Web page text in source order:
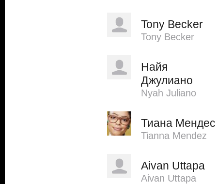
Tony Becker
Tony Becker
Найя
Джулиано
Nyah Juliano
Тиана Мендес
Tianna Mendez
Aivan Uttapa
Aivan Uttapa